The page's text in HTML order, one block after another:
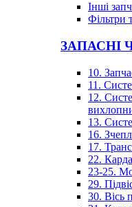
Інші
Фільтри
ЗАПАСНІ
10.
11.
12.
13.
16.
17.
22.
23-25.
29.
30. Вісь